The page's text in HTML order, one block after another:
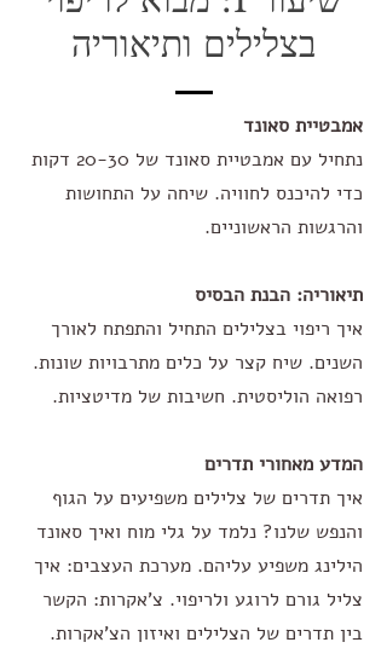
בצלילים ותיאוריה
אמבטיית סאונד
נתחיל עם אמבטיית סאונד של 20-30 דקות
כדי להיכנס לחוויה. שיחה על התחושות
והרגשות הראשוניים.
תיאוריה: הבנת הבסיס
איך ריפוי בצלילים התחיל והתפתח לאורך
השנים. שיח קצר על כלים מתרבויות שונות.
רפואה הוליסטית. חשיבות של מדיטציות.
המדע מאחורי תדרים
איך תדרים של צלילים משפיעים על הגוף
והנפש שלנו? נלמד על גלי מוח ואיך סאונד
הילינג משפיע עליהם. מערכת העצבים: איך
צליל גורם לרוגע ולריפוי. צ'אקרות: הקשר
בין תדרים של הצלילים ואיזון הצ'אקרות.